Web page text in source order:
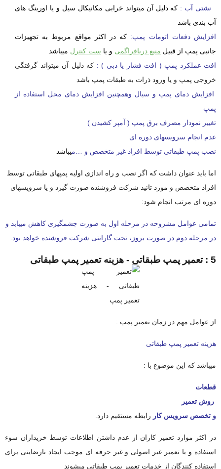
نشتی آب : که دلیل آن میتواند خرابی مکانیکال سیل و یا اورینگ های
آب بندی باشد
افزایش دفعات اتومات پمپ: که در اکثر مواقع مربوط به تجهیزات
جانبی پمپ از قبیل منبع دریافراگمی و یا ست کنترل میباشد
افت عملکرد پمپ ( افت فشار یا دبی ) : که دلیل آن میتواند گرفتگی
خروجی پمپ و یا ورود ذرات به طبقات پمپ باشد
افزایش دمای پمپ و سیال وهمچنین افزایش دمای محل استفاده از
پمپ
تغییر نمودار مصرف برق پمپ ( آمپر کشیدن )
عدم انجام سرویسهای دوره ای
نصب پمپ طبقاتی توسط افراد غیر متخصص و …میباشد
اما باید عنوان داشت که اگر نصب و راه اندازی اولیه پمپهای طبقاتی توسط
افراد متخصص و مورد تائید شرکت فروشنده صورت گیرد و یا سرویسهای
دوره ای مرتب انجام شود:
تمامی عوامل مشروحه در مرحله اول به صورت چشمگیری کاهش میبابد و
در مرحله دوم در صورت بروز، تحت گارانتی شرکت فروشنده خواهد بود.
5 : تعمیر پمپ طبقاتی - هزینه تعمیر پمپ طبقاتی
از عوامل مهم در زمان تعمیر پمپ :
هزینه تعمیر پمپ طبقاتی
میباشد که این موضوع با :
قطعات
روش تعمیر
و تخصص سرویس کار رابطه مستقیم دارد.
در اکثر موارد تعمیر کاران از عدم داشتن اطلاعات توسط خریداران سوء
استفاده و با تعمیر غیر اصولی و غیر حرفه ای موجب ایجاد نارضایتی برای
استفاده کنندگان از خدمات تعمیر پمپ طبقاتی میشوند